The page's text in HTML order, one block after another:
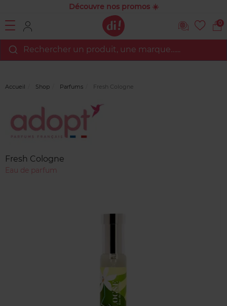
Découvre nos promos ☀️
0
Rechercher un produit, une marque…...
Accueil Shop Parfums Fresh Cologne
Fresh Cologne
Eau de parfum